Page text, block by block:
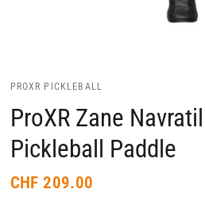
PROXR PICKLEBALL
ProXR Zane
Pickleball Paddle
CHF 209.00